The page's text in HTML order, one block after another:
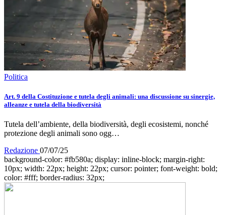
Politica
Art. 9 della Costituzione e tutela degli animali: una discussione su sinergie,
alleanze e tutela della biodiversità
Tutela dell’ambiente, della biodiversità, degli ecosistemi, nonché
protezione degli animali sono ogg…
Redazione 07/07/25
background-color: #fb580a; display: inline-block; margin-right:
10px; width: 22px; height: 22px; cursor: pointer; font-weight: bold;
color: #fff; border-radius: 32px;